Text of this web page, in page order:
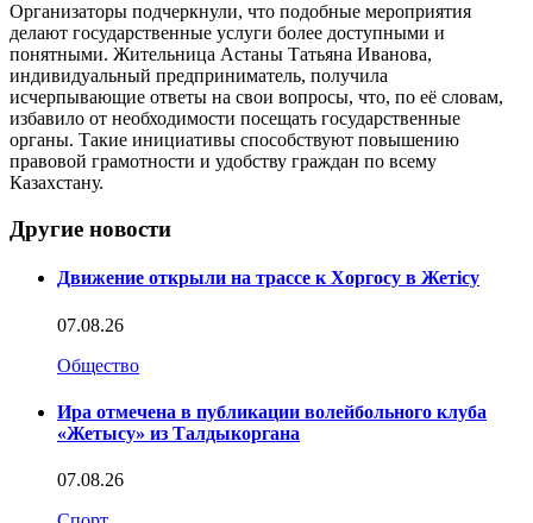
Организаторы подчеркнули, что подобные мероприятия
делают государственные услуги более доступными и
понятными. Жительница Астаны Татьяна Иванова,
индивидуальный предприниматель, получила
исчерпывающие ответы на свои вопросы, что, по её словам,
избавило от необходимости посещать государственные
органы. Такие инициативы способствуют повышению
правовой грамотности и удобству граждан по всему
Казахстану.
Другие новости
Движение открыли на трассе к Хоргосу в Жетісу
07.08.26
Общество
Ира отмечена в публикации волейбольного клуба
«Жетысу» из Талдыкоргана
07.08.26